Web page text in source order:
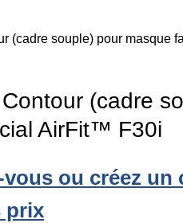
(cadre souple) pour masque
(cadre
AirFit™ F30i
ou créez un
prix